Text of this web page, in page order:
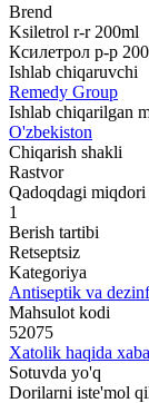
Brend
Ksiletrol r-r 200ml
Ксилетрол р-р
Ishlab chiqaruvchi
Remedy Group
Ishlab chiqarilgan
O'zbekiston
Chiqarish shakli
Rastvor
Qadoqdagi miqdori
1
Berish tartibi
Retseptsiz
Kategoriya
Antiseptik va
Mahsulot kodi
52075
Xatolik haqida
Sotuvda yo'q
Dorilarni iste'mol